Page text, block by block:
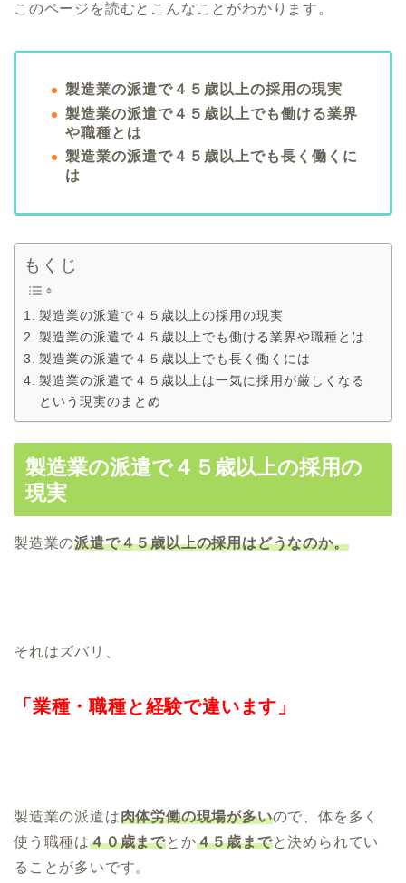
このページを読むとこんなことがわかります。
製造業の派遣で４５歳以上の採用の現実
製造業の派遣で４５歳以上でも働ける業界
や職種とは
製造業の派遣で４５歳以上でも長く働くに
は
もくじ
製造業の派遣で４５歳以上の採用の現実
製造業の派遣で４５歳以上でも働ける業界や職種とは
製造業の派遣で４５歳以上でも長く働くには
製造業の派遣で４５歳以上は一気に採用が厳しくなる
という現実のまとめ
製造業の派遣で４５歳以上の採用の
現実
製造業の派遣で４５歳以上の採用はどうなのか。
それはズバリ、
「業種・職種と経験で違います」
製造業の派遣は肉体労働の現場が多いので、体を多く
使う職種は４０歳までとか４５歳までと決められてい
ることが多いです。